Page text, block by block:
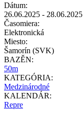
Dátum:
26.06.2025 - 28.06.2025
Časomiera:
Elektronická
Miesto:
Šamorín (SVK)
BAZĚN:
50m
KATEGÓRIA:
Medzinárodné
KALENDÁR:
Repre